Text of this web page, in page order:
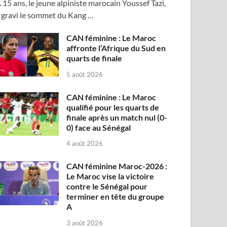
15 ans, le jeune alpiniste marocain Youssef Tazi,
gravi le sommet du Kang …
CAN féminine : Le Maroc
affronte l’Afrique du Sud en
quarts de finale
5 août 2026
CAN féminine : Le Maroc
qualifié pour les quarts de
finale après un match nul (0-
0) face au Sénégal
4 août 2026
CAN féminine Maroc-2026 :
Le Maroc vise la victoire
contre le Sénégal pour
terminer en tête du groupe
A
3 août 2026